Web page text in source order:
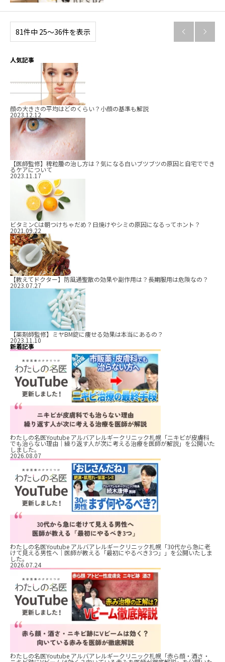
81件中 25〜36件を表示  
人気記事
顔の大きさの平均はどのくらい？小顔の基準も解説
2023.12.12
【医師監修】稗粒腫の治し方は？気になる白いブツブツの原因と自宅ででき
るケアについて
2023.11.17
ビタミンCは朝つけちゃだめ？日焼けやシミの原因になるってホント？
2021.09.22
【教えてドクター】防風通聖散の効果や副作用は？長期服用は危険なの？
2023.07.27
【薬剤師監修】ミヤBM錠に痩せる効果は本当にあるの？
2023.11.10
新着記事
わたしの名医Youtube アルバアレルギークリニック札幌「ニキビが皮膚科
でも治らない理由｜繰り返す人が次に考える治療を医師が解説」を公開いた
しました。
2026.08.07
わたしの名医Youtube アルバアレルギークリニック札幌「30代から急に老
けて見える男性へ｜医師が教える「最初にやるべき3つ」」を公開いたしま
した。
2026.07.24
わたしの名医Youtube アルバアレルギークリニック札幌「赤ら顔・酒さ・